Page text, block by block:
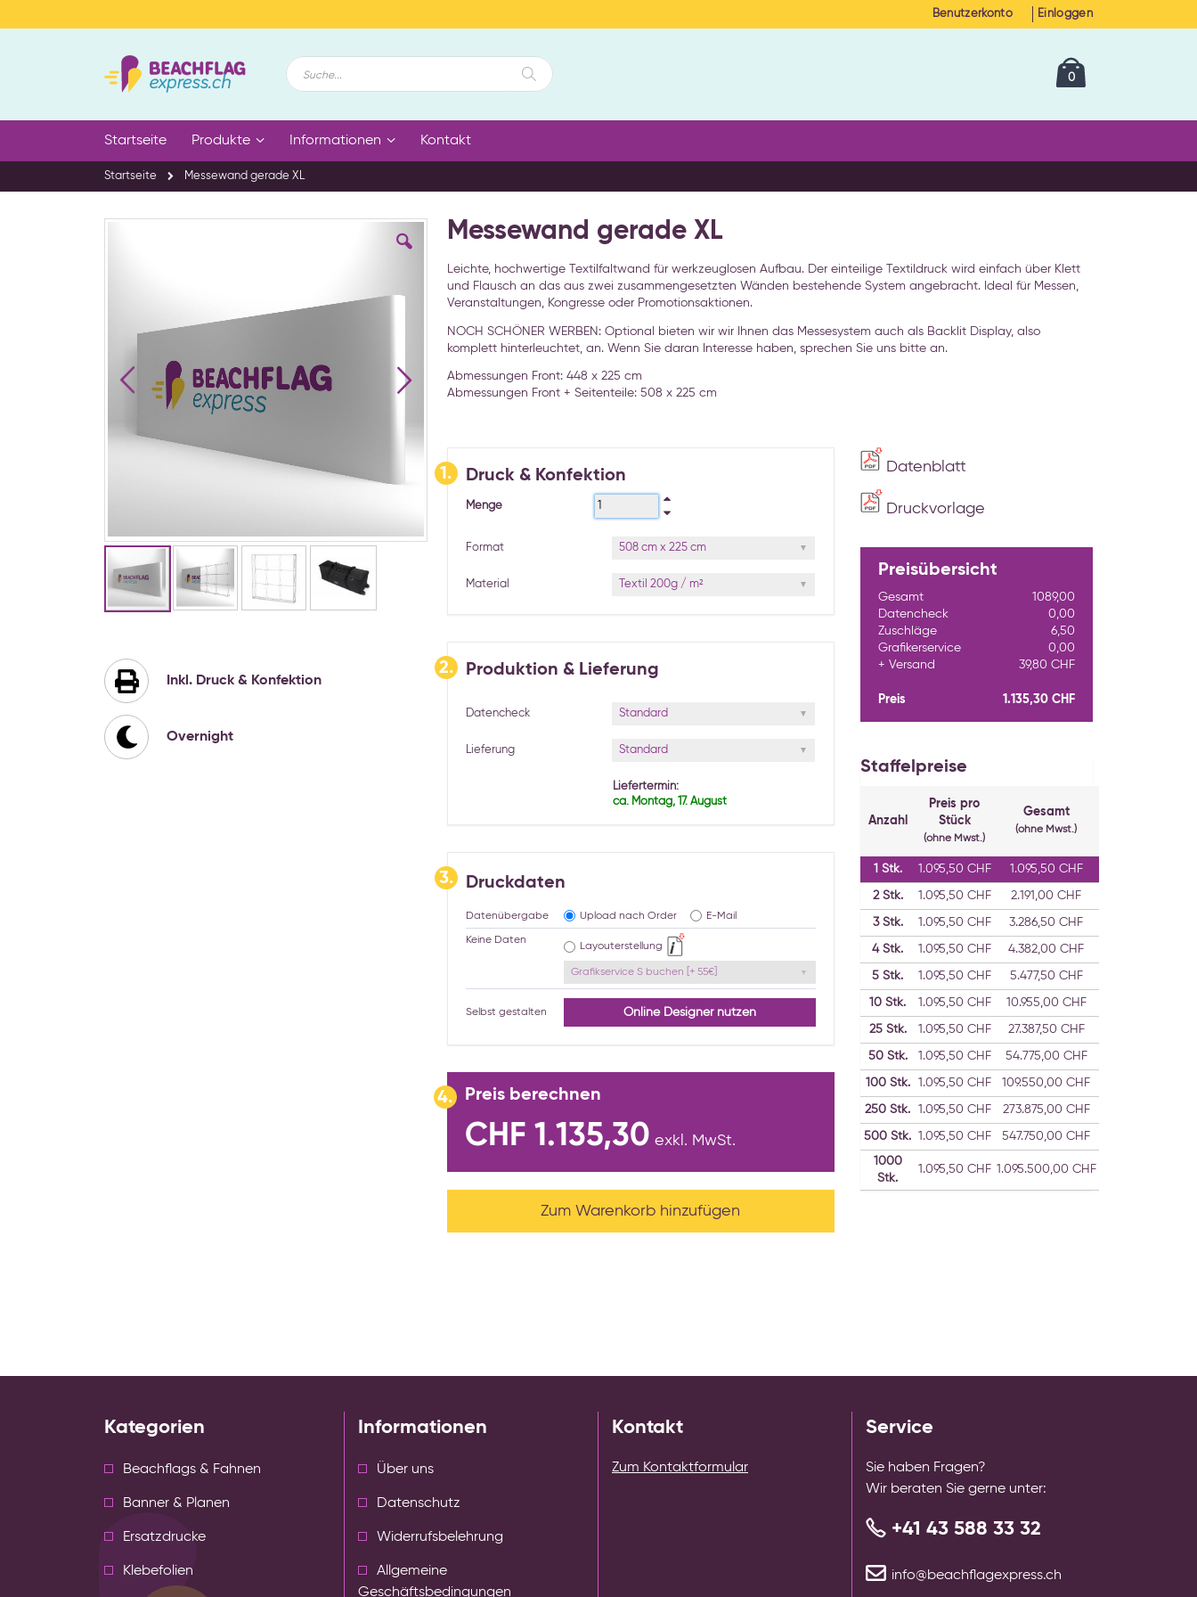
Inhalt
Benutzerkonto Einloggen
0Artikel
Suche
Startseite Produkte Informationen Kontakt
Startseite Messewand gerade XL
Bildgalerie
springen
Inkl. Druck & Konfektion
Overnight
Messewand gerade XL
Leichte, hochwertige Textilfaltwand für werkzeuglosen Aufbau. Der einteilige Textildruck wird einfach über Klett
und Flausch an das aus zwei zusammengesetzten Wänden bestehende System angebracht. Ideal für Messen,
Veranstaltungen, Kongresse oder Promotionsaktionen.
NOCH SCHÖNER WERBEN: Optional bieten wir wir Ihnen das Messesystem auch als Backlit Display, also
komplett hinterleuchtet, an. Wenn Sie daran Interesse haben, sprechen Sie uns bitte an.
Abmessungen Front: 448 x 225 cm
Abmessungen Front + Seitenteile: 508 x 225 cm
Datenblatt
Druckvorlage
1. Druck & Konfektion
Menge
Format 508 cm x 225 cm
Material Textil 200g / m²
2. Produktion & Lieferung
Datencheck Standard
Lieferung Standard
Liefertermin:
ca. Montag, 17. August
3. Druckdaten
Datenübergabe Upload nach Order E-Mail
Keine Daten
Layouterstellung
Grafikservice S buchen [+ 55€]
Selbst gestalten Online Designer nutzen
4. Preis berechnen
CHF 1.135,30 exkl. MwSt.
Zum Warenkorb hinzufügen
Preisübersicht
Gesamt
1089,00
Datencheck
0,00
Zuschläge
6,50
Grafikerservice
0,00
Versand
39,80 CHF
Preis 1.135,30 CHF
Staffelpreise
Anzahl
Preis pro
Stück
(ohne Mwst.)
Gesamt
(ohne Mwst.)
1 Stk. 1.095,50 CHF 1.095,50 CHF
2Stk. 1.095,50 CHF 2.191,00 CHF
3Stk. 1.095,50 CHF 3.286,50 CHF
4Stk. 1.095,50 CHF 4.382,00 CHF
5 Stk. 1.095,50 CHF 5.477,50 CHF
10 Stk. 1.095,50 CHF 10.955,00 CHF
25Stk. 1.095,50 CHF 27.387,50 CHF
50Stk. 1.095,50 CHF 54.775,00 CHF
100Stk. 1.095,50 CHF 109.550,00 CHF
250 Stk. 1.095,50 CHF 273.875,00 CHF
500 Stk. 1.095,50 CHF
547.750,00 CHF
1000
Stk.
1.095,50 CHF 1.095.500,00 CHF
Kategorien
Beachflags & Fahnen
Banner & Planen
Ersatzdrucke
Klebefolien
Informationen
Über uns
Datenschutz
Widerrufsbelehrung
Allgemeine
Geschäftsbedingungen
Kontakt
Zum Kontaktformular
Service
Sie haben Fragen?
Wir beraten Sie gerne unter:
+41 43 588 33 32
info@beachflagexpress.ch